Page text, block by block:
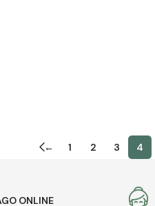
← 1 2 3 4
ONLINE